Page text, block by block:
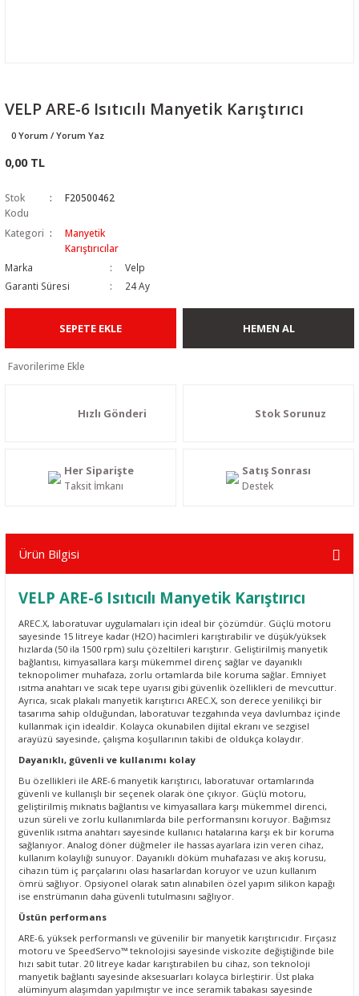
VELP ARE-6 Isıtıcılı Manyetik Karıştırıcı
0 Yorum / Yorum Yaz
0,00 TL
Stok
Kodu
F20500462
Kategori
Manyetik
Karıştırıcılar
Marka
Velp
Garanti Süresi
24 Ay
SEPETE EKLE HEMEN AL
Hızlı Gönderi Stok Sorunuz
Her Siparişte
Taksit İmkanı
Satış Sonrası
Destek
Ürün Bilgisi
VELP ARE-6 Isıtıcılı Manyetik Karıştırıcı
AREC.X, laboratuvar uygulamaları için ideal bir çözümdür. Güçlü motoru
sayesinde 15 litreye kadar (H2O) hacimleri karıştırabilir ve düşük/yüksek
hızlarda (50 ila 1500 rpm) sulu çözeltileri karıştırır. Geliştirilmiş manyetik
bağlantısı, kimyasallara karşı mükemmel direnç sağlar ve dayanıklı
teknopolimer muhafaza, zorlu ortamlarda bile koruma sağlar. Emniyet
ısıtma anahtarı ve sıcak tepe uyarısı gibi güvenlik özellikleri de mevcuttur.
Ayrıca, sıcak plakalı manyetik karıştırıcı AREC.X, son derece yenilikçi bir
tasarıma sahip olduğundan, laboratuvar tezgahında veya davlumbaz içinde
kullanmak için idealdir. Kolayca okunabilen dijital ekranı ve sezgisel
arayüzü sayesinde, çalışma koşullarının takibi de oldukça kolaydır.
Dayanıklı, güvenli ve kullanımı kolay
Bu özellikleri ile ARE-6 manyetik karıştırıcı, laboratuvar ortamlarında
güvenli ve kullanışlı bir seçenek olarak öne çıkıyor. Güçlü motoru,
geliştirilmiş mıknatıs bağlantısı ve kimyasallara karşı mükemmel direnci,
uzun süreli ve zorlu kullanımlarda bile performansını koruyor. Bağımsız
güvenlik ısıtma anahtarı sayesinde kullanıcı hatalarına karşı ek bir koruma
sağlanıyor. Analog döner düğmeler ile hassas ayarlara izin veren cihaz,
kullanım kolaylığı sunuyor. Dayanıklı döküm muhafazası ve akış korusu,
cihazın tüm iç parçalarını olası hasarlardan koruyor ve uzun kullanım
ömrü sağlıyor. Opsiyonel olarak satın alınabilen özel yapım silikon kapağı
ise enstrümanın daha güvenli tutulmasını sağlıyor.
Üstün performans
ARE-6, yüksek performanslı ve güvenilir bir manyetik karıştırıcıdır. Fırçasız
motoru ve SpeedServo™ teknolojisi sayesinde viskozite değiştiğinde bile
hızı sabit tutar. 20 litreye kadar karıştırabilen bu cihaz, son teknoloji
manyetik bağlantı sayesinde aksesuarları kolayca birleştirir. Üst plaka
alüminyum alaşımdan yapılmıştır ve ince seramik tabakası sayesinde